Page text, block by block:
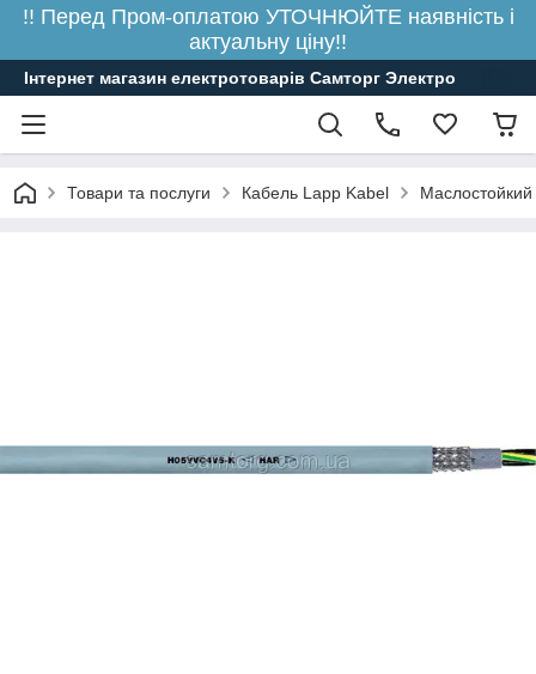
!! Перед Пром-оплатою УТОЧНЮЙТЕ наявність і
актуальну ціну!!
Інтернет магазин електротоварів Самторг Электро
Товари та послуги Кабель Lapp Kabel Маслостойкий